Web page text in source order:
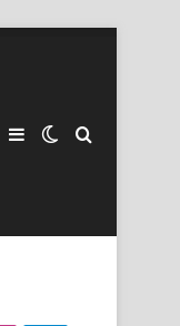
Barra lateral
Switch skin